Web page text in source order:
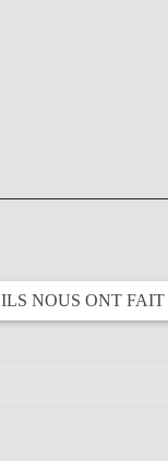
ILS NOUS ONT FAIT